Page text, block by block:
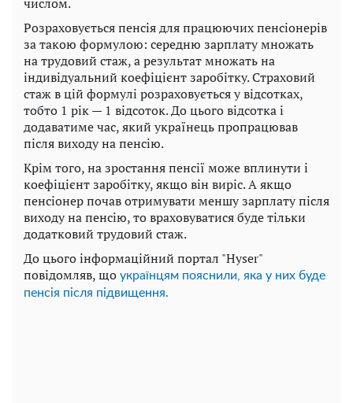
Розраховується пенсія для працюючих пенсіонерів
за такою формулою: середню зарплату множать
на трудовий стаж, а результат множать на
індивідуальний коефіцієнт заробітку. Страховий
стаж в цій формулі розраховується у відсотках,
тобто 1 рік — 1 відсоток. До цього відсотка і
додаватиме час, який українець пропрацював
після виходу на пенсію.
Крім того, на зростання пенсії може вплинути і
коефіцієнт заробітку, якщо він виріс. А якщо
пенсіонер почав отримувати меншу зарплату після
виходу на пенсію, то враховуватися буде тільки
додатковий трудовий стаж.
До цього інформаційний портал "Hyser"
повідомляв, що українцям пояснили, яка у них буде
пенсія після підвищення.